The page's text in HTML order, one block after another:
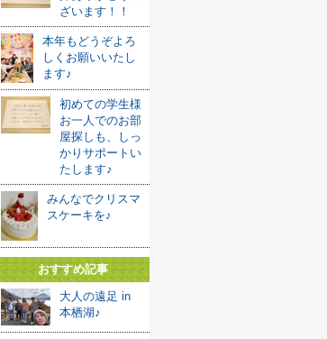
ざいます！！
本年もどうぞよろ
しくお願いいたし
ます♪
初めての学生様
お一人でのお部
屋探しも、しっ
かりサポートい
たします♪
みんなでクリスマ
スケーキを♪
おすすめ記事
大人の遠足 in
本栖湖♪